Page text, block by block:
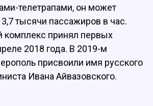
телетрапами, он может
тысячи пассажиров в час.
комплекс принял первых
2018 года. В 2019-м
присвоили имя русского
Ивана Айвазовского.